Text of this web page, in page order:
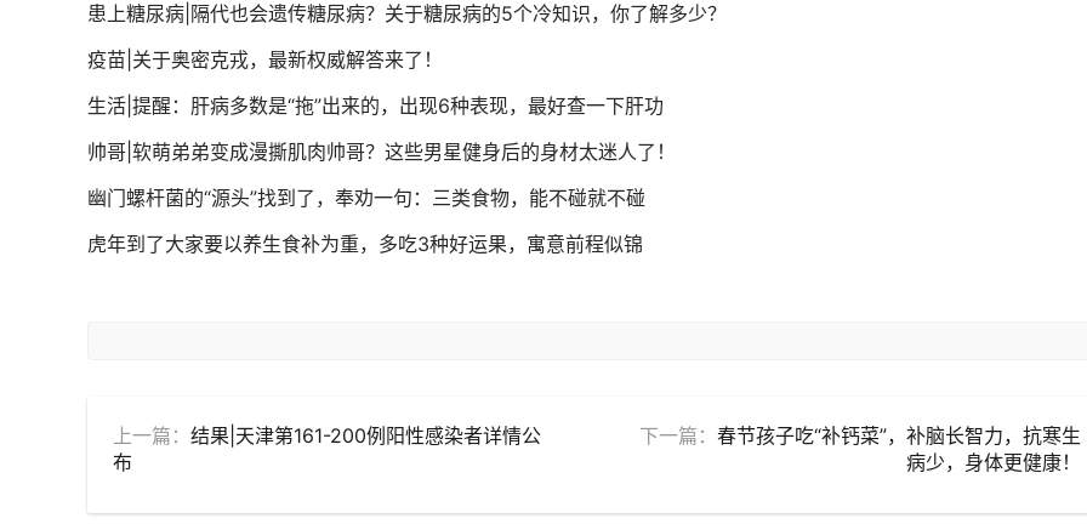
患上糖尿病|隔代也会遗传糖尿病？关于糖尿病的5个冷知识，你了解多少？
疫苗|关于奥密克戎，最新权威解答来了！
生活|提醒：肝病多数是“拖”出来的，出现6种表现，最好查一下肝功
帅哥|软萌弟弟变成漫撕肌肉帅哥？这些男星健身后的身材太迷人了！
幽门螺杆菌的“源头”找到了，奉劝一句：三类食物，能不碰就不碰
虎年到了大家要以养生食补为重，多吃3种好运果，寓意前程似锦
上一篇： 结果|天津第161-200例阳性感染者详情公
布
下一篇： 春节孩子吃“补钙菜”，补脑长智力，抗寒生
病少，身体更健康！